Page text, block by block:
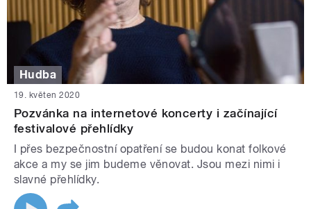
Hudba
19. květen 2020
Pozvánka na internetové koncerty i začínající
festivalové přehlídky
I přes bezpečnostní opatření se budou konat folkové
akce a my se jim budeme věnovat. Jsou mezi nimi i
slavné přehlídky.